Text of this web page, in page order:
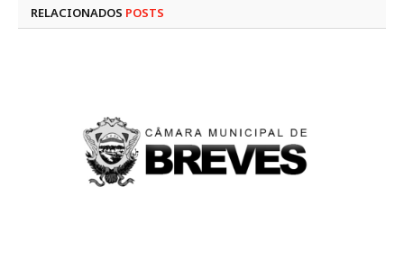
RELACIONADOS POSTS